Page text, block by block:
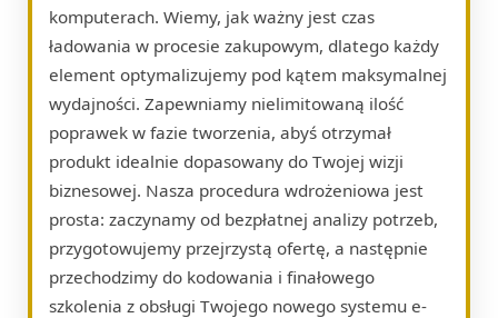
komputerach. Wiemy, jak ważny jest czas
ładowania w procesie zakupowym, dlatego każdy
element optymalizujemy pod kątem maksymalnej
wydajności. Zapewniamy nielimitowaną ilość
poprawek w fazie tworzenia, abyś otrzymał
produkt idealnie dopasowany do Twojej wizji
biznesowej. Nasza procedura wdrożeniowa jest
prosta: zaczynamy od bezpłatnej analizy potrzeb,
przygotowujemy przejrzystą ofertę, a następnie
przechodzimy do kodowania i finałowego
szkolenia z obsługi Twojego nowego systemu e-